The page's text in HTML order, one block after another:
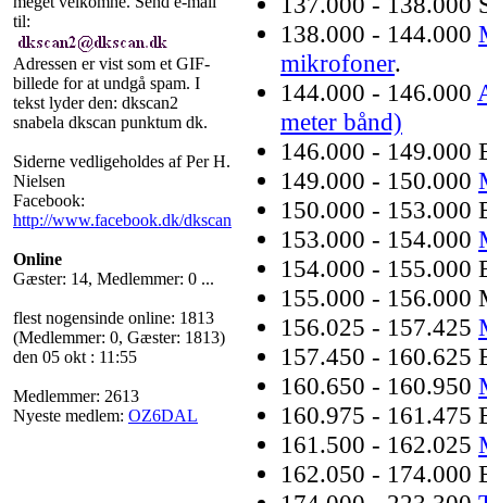
til:
Adressen er vist som et GIF-
billede for at undgå spam. I
tekst lyder den: dkscan2
snabela dkscan punktum dk.
Siderne vedligeholdes af Per H.
Nielsen
Facebook:
http://www.facebook.dk/dkscan
Online
Gæster: 14, Medlemmer: 0 ...
flest nogensinde online: 1813
(Medlemmer: 0, Gæster: 1813)
den 05 okt : 11:55
Medlemmer: 2613
Nyeste medlem: OZ6DAL
138.000 - 144.000
mikrofoner.
144.000 - 146.000
meter bånd)
146.000 - 149.000
149.000 - 150.000
150.000 - 153.000
153.000 - 154.000
154.000 - 155.000
155.000 - 156.000
156.025 - 157.425
157.450 - 160.625
160.650 - 160.950
160.975 - 161.475
161.500 - 162.025
162.050 - 174.000